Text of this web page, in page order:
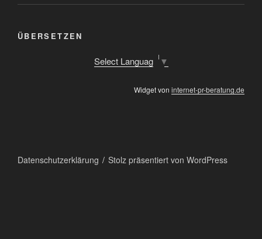
ÜBERSETZEN
Select Language ▼
Widget von internet-pr-beratung.de
Datenschutzerklärung Stolz präsentiert von WordPress